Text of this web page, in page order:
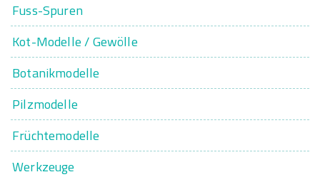
Fuss-Spuren
Kot-Modelle / Gewölle
Botanikmodelle
Pilzmodelle
Früchtemodelle
Werkzeuge